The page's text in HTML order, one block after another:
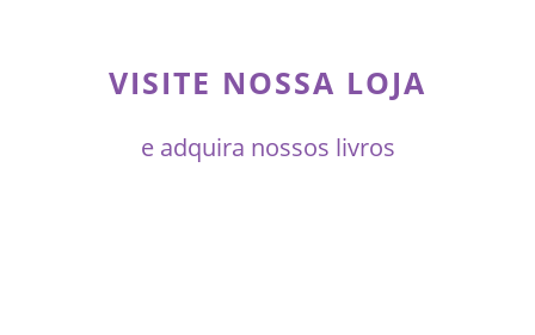
VISITE NOSSA LOJA
e adquira nossos livros